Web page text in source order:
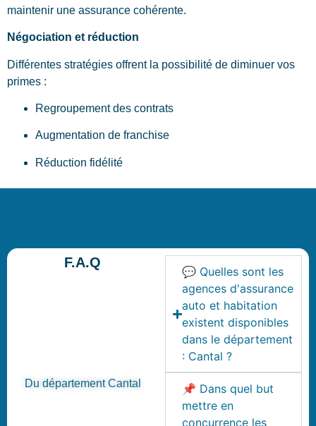
maintenir une assurance cohérente.
Négociation et réduction
Différentes stratégies offrent la possibilité de diminuer vos
primes :
Regroupement des contrats
Augmentation de franchise
Réduction fidélité
F.A.Q
Du département Cantal
💬 Quelles sont les
agences d'assurance
auto et habitation
existent disponibles
dans le département
: Cantal ?
📌 Dans quel but
mettre en
concurrence les